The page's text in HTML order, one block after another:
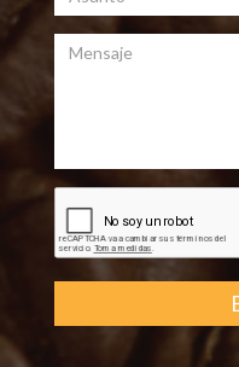
Mensaje